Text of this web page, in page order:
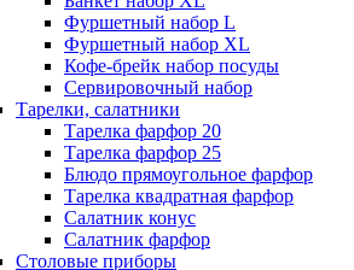
Фуршетный набор L
Фуршетный набор ХL
Кофе-брейк набор посуды
Сервировочный набор
Тарелки, салатники
Тарелка фарфор 20
Тарелка фарфор 25
Блюдо прямоугольное фарфор
Тарелка квадратная фарфор
Салатник конус
Салатник фарфор
Столовые приборы